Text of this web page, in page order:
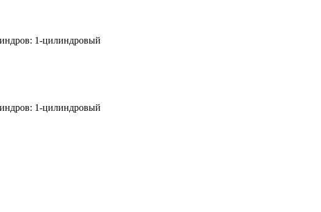
1-цилиндровый
1-цилиндровый